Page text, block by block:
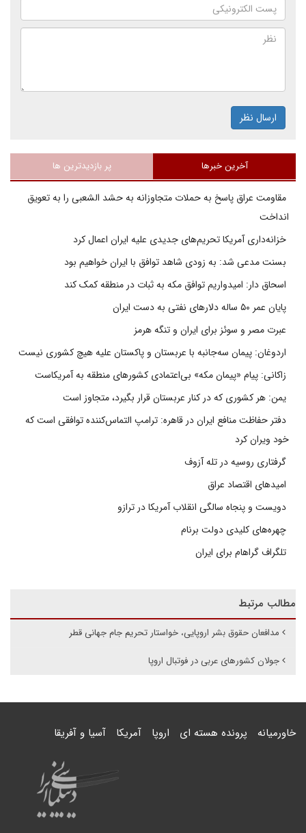
ارسال نظر
آخرین خبرها پر بازدیدترین ها
مقاومت عراق پاسخ به حملات متجاوزانه به حشد الشعبی را به تعویق
انداخت
خزانه‌داری آمریکا تحریم‌های جدیدی علیه ایران اعمال کرد
بسنت مدعی شد: به زودی شاهد توافق با ایران خواهیم بود
اسحاق دار: امیدواریم توافق مکه به ثبات در منطقه کمک کند
پایان عمر ۵۰ ساله دلارهای نفتی به دست ایران
عبرت مصر و سوئز برای ایران و تنگه هرمز
اردوغان: پیمان سه‌جانبه با عربستان و پاکستان علیه هیچ کشوری نیست
زاکانی: پیام «پیمان مکه» بی‌اعتمادی کشورهای منطقه به آمریکاست
یمن: هر کشوری که در کنار عربستان قرار بگیرد، متجاوز است
دفتر حفاظت منافع ایران در قاهره: ترامپ التماس‌کننده توافقی است که
خود ویران کرد
گرفتاری روسیه در تله آزوف
امیدهای اقتصاد عراق
دویست و پنجاه سالگی انقلاب آمریکا در ترازو
چهره‌های کلیدی دولت برنام
تلگراف گراهام برای ایران
مطالب مرتبط
مدافعان حقوق بشر اروپایی، خواستار تحریم جام جهانی قطر
جولان کشورهای عربی در فوتبال اروپا
خاورمیانه پرونده هسته ای اروپا آمریکا آسیا و آفریقا